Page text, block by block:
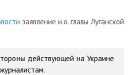
заявление и.о. главы Луганской
действующей на Украине